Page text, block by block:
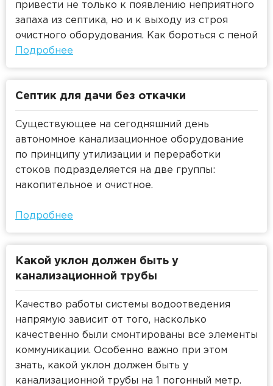
привести не только к появлению неприятного
запаха из септика, но и к выходу из строя
очистного оборудования. Как бороться с пеной
в септике и как предотвратить ее появление,
будет рассказано в представленной статье.
Подробнее
Септик для дачи без откачки
Существующее на сегодняшний день
автономное канализационное оборудование
по принципу утилизации и переработки
стоков подразделяется на две группы:
накопительное и очистное.
Подробнее
Какой уклон должен быть у
канализационной трубы
Качество работы системы водоотведения
напрямую зависит от того, насколько
качественно были смонтированы все элементы
коммуникации. Особенно важно при этом
знать, какой уклон должен быть у
канализационной трубы на 1 погонный метр.